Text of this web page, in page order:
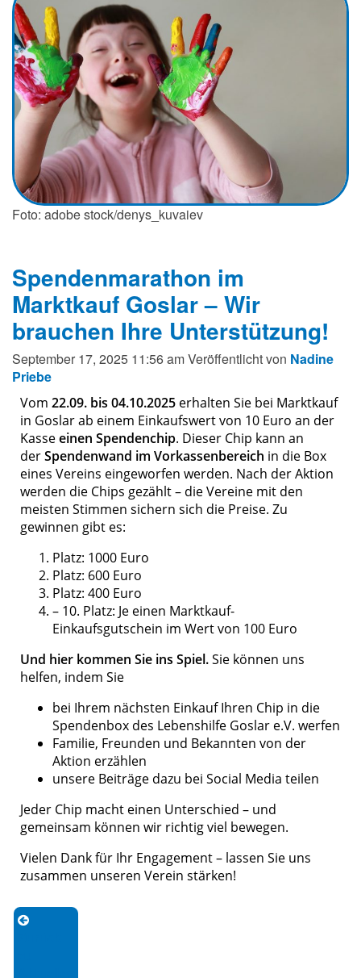
Foto: adobe stock/denys_kuvaiev
Spendenmarathon im
Marktkauf Goslar – Wir
brauchen Ihre Unterstützung!
September 17, 2025 11:56 amVeröffentlicht von Nadine
Priebe
Vom 22.09. bis 04.10.2025 erhalten Sie bei Marktkauf
in Goslar ab einem Einkaufswert von 10 Euro an der
Kasseeinen Spendenchip. Dieser Chip kann an
derSpendenwand im Vorkassenbereich in die Box
eines Vereins eingeworfen werden. Nach der Aktion
werden die Chips gezählt – die Vereine mit den
meisten Stimmen sichern sich die Preise. Zu
gewinnen gibt es:
Platz: 1000 Euro
Platz: 600 Euro
Platz: 400 Euro
– 10. Platz: Je einen Marktkauf-
Einkaufsgutschein im Wert von 100 Euro
Und hier kommen Sie ins Spiel.Sie können uns
helfen, indem Sie
bei Ihrem nächsten Einkauf Ihren Chip in die
Spendenbox des Lebenshilfe Goslar e.V. werfen
Familie, Freunden und Bekannten von der
Aktion erzählen
unsere Beiträge dazu bei Social Media teilen
Jeder Chip macht einen Unterschied – und
gemeinsam können wir richtig viel bewegen.
Vielen Dank für Ihr Engagement – lassen Sie uns
zusammen unseren Verein stärken!